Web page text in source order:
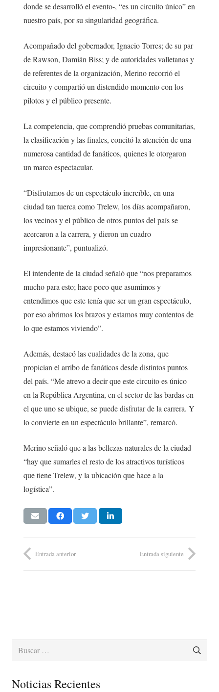
donde se desarrolló el evento-, “es un circuito único” en
nuestro país, por su singularidad geográfica.
Acompañado del gobernador, Ignacio Torres; de su par
de Rawson, Damián Biss; y de autoridades valletanas y
de referentes de la organización, Merino recorrió el
circuito y compartió un distendido momento con los
pilotos y el público presente.
La competencia, que comprendió pruebas comunitarias,
la clasificación y las finales, concitó la atención de una
numerosa cantidad de fanáticos, quienes le otorgaron
un marco espectacular.
“Disfrutamos de un espectáculo increíble, en una
ciudad tan tuerca como Trelew, los días acompañaron,
los vecinos y el público de otros puntos del país se
acercaron a la carrera, y dieron un cuadro
impresionante”, puntualizó.
El intendente de la ciudad señaló que “nos preparamos
mucho para esto; hace poco que asumimos y
entendimos que este tenía que ser un gran espectáculo,
por eso abrimos los brazos y estamos muy contentos de
lo que estamos viviendo”.
Además, destacó las cualidades de la zona, que
propician el arribo de fanáticos desde distintos puntos
del país. “Me atrevo a decir que este circuito es único
en la República Argentina, en el sector de las bardas en
el que uno se ubique, se puede disfrutar de la carrera. Y
lo convierte en un espectáculo brillante”, remarcó.
Merino señaló que a las bellezas naturales de la ciudad
“hay que sumarles el resto de los atractivos turísticos
que tiene Trelew, y la ubicación que hace a la
logística”.
Entrada anterior Entrada siguiente
Buscar:
Noticias Recientes